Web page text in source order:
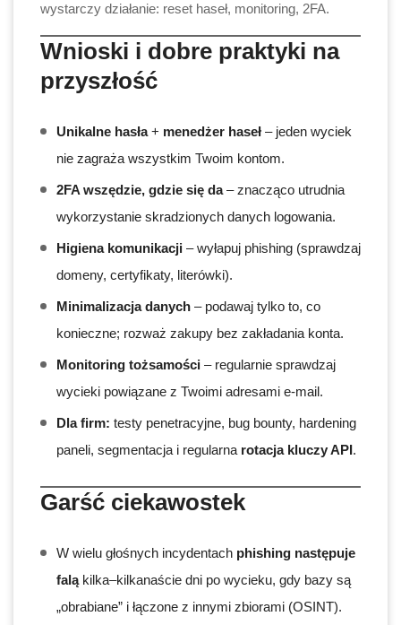
wystarczy działanie: reset haseł, monitoring, 2FA.
Wnioski i dobre praktyki na
przyszłość
Unikalne hasła+ menedżer haseł – jeden wyciek
nie zagraża wszystkim Twoim kontom.
2FA wszędzie, gdzie się da– znacząco utrudnia
wykorzystanie skradzionych danych logowania.
Higiena komunikacji – wyłapuj phishing (sprawdzaj
domeny, certyfikaty, literówki).
Minimalizacja danych – podawaj tylko to, co
konieczne; rozważ zakupy bez zakładania konta.
Monitoring tożsamości – regularnie sprawdzaj
wycieki powiązane z Twoimi adresami e-mail.
Dla firm: testy penetracyjne, bug bounty, hardening
paneli, segmentacja i regularna rotacja kluczy API.
Garść ciekawostek
W wielu głośnych incydentach phishing następuje
faląkilka–kilkanaście dni po wycieku, gdy bazy są
„obrabiane” i łączone z innymi zbiorami (OSINT).